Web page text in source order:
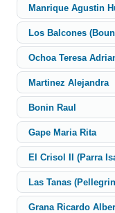
Manrique Agustin
Los Balcones
Ochoa Teresa
Martinez Alejandra
Bonin Raul
Gape Maria Rita
El Crisol II (Parra
Las Tanas
Grana Ricardo